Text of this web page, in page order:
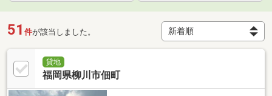
51 件が該当しました。
貸地
福岡県柳川市佃町